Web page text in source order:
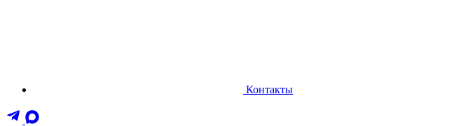
Контакты